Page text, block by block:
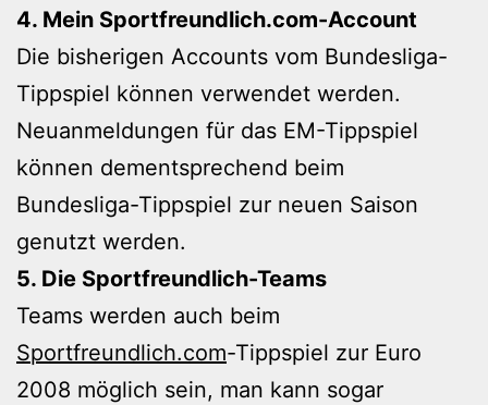
4. Mein Sportfreundlich.com-Account
Die bisherigen Accounts vom Bundesliga-
Tippspiel können verwendet werden.
Neuanmeldungen für das EM-Tippspiel
können dementsprechend beim
Bundesliga-Tippspiel zur neuen Saison
genutzt werden.
5. Die Sportfreundlich-Teams
Teams werden auch beim
Sportfreundlich.com-Tippspiel zur Euro
2008 möglich sein, man kann sogar